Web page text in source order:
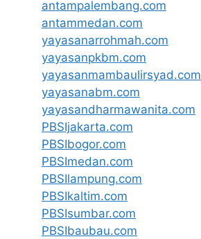
antampalembang.com
antammedan.com
yayasanarrohmah.com
yayasanpkbm.com
yayasanmambaulirsyad.com
yayasanabm.com
yayasandharmawanita.com
PBSIjakarta.com
PBSIbogor.com
PBSImedan.com
PBSIlampung.com
PBSIkaltim.com
PBSIsumbar.com
PBSIbaubau.com